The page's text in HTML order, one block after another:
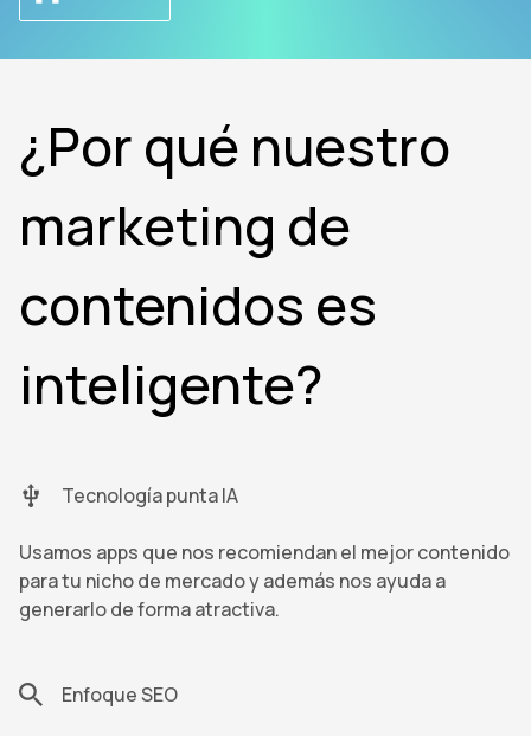
¿Por qué nuestro
marketing de
contenidos es
inteligente?
Tecnología punta IA
Usamos apps que nos recomiendan el mejor contenido
para tu nicho de mercado y además nos ayuda a
generarlo de forma atractiva.
Enfoque SEO